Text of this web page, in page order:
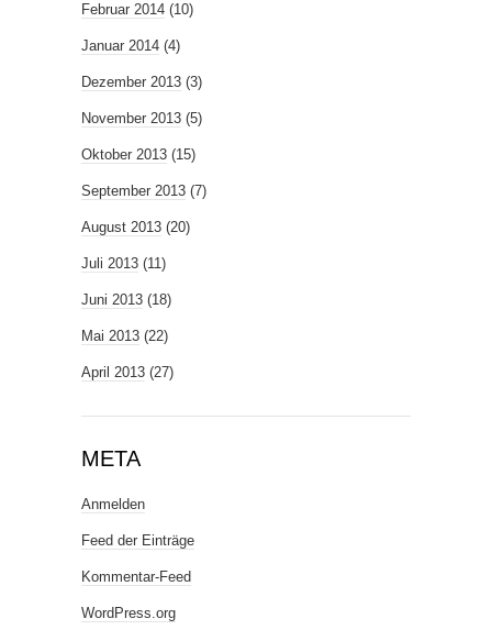
Februar 2014 (10)
Januar 2014 (4)
Dezember 2013 (3)
November 2013 (5)
Oktober 2013 (15)
September 2013 (7)
August 2013 (20)
Juli 2013 (11)
Juni 2013 (18)
Mai 2013 (22)
April 2013 (27)
META
Anmelden
Feed der Einträge
Kommentar-Feed
WordPress.org